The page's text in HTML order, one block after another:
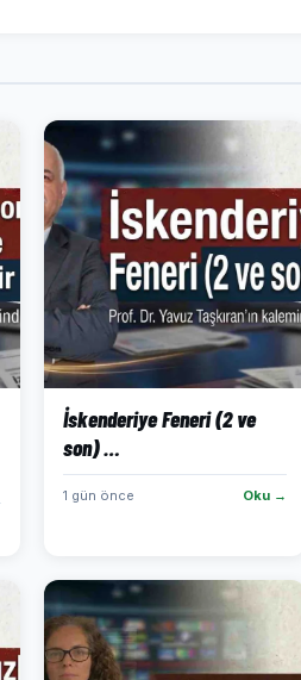
İskenderiye Feneri (2 ve
son) …
1 gün önce Oku →